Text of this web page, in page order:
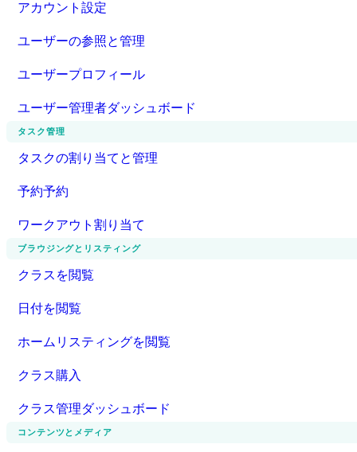
アカウント設定
ユーザーの参照と管理
ユーザープロフィール
ユーザー管理者ダッシュボード
タスク管理
タスクの割り当てと管理
予約予約
ワークアウト割り当て
ブラウジングとリスティング
クラスを閲覧
日付を閲覧
ホームリスティングを閲覧
クラス購入
クラス管理ダッシュボード
コンテンツとメディア